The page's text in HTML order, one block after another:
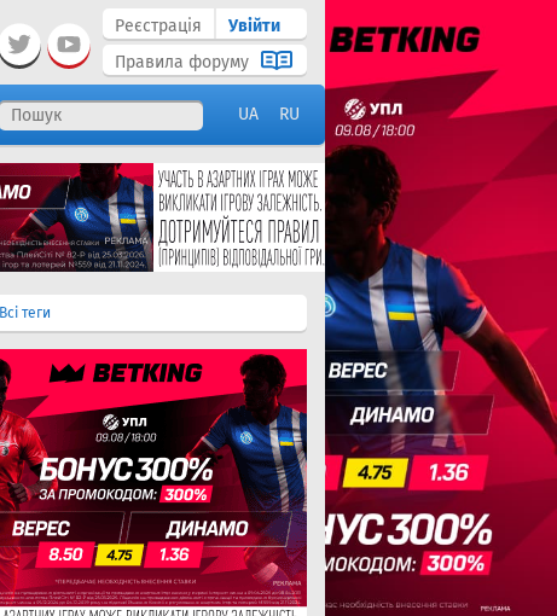
Реєстрація
Увійти
Правила форуму
UA RU
Всі теги